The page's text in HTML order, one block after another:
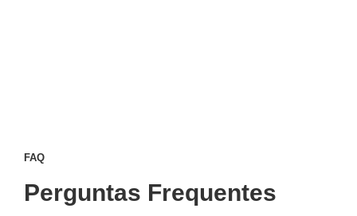
FAQ
Perguntas Frequentes